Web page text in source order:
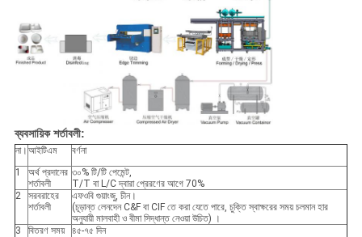
ব্যবসায়িক শর্তাবলী:
না। আইটিএম
বর্ণনা
1
অর্থ প্রদানের
শর্তাবলী
৩০% টি/টি পেমেন্ট,
T/T বা L/C দ্বারা প্রেরণের আগে 70%
2
সরবরাহের
শর্তাবলী
এফওবি গুয়াংজু, চীন।
(চূড়ান্ত লেনদেন C&F বা CIF তে করা যেতে পারে, চুক্তি স্বাক্ষরের সময় চলমান হার
অনুযায়ী মালবাহী ও বীমা সিদ্ধান্ত নেওয়া উচিত) ।
3
বিতরণ সময়
৪৫-৭৫ দিন